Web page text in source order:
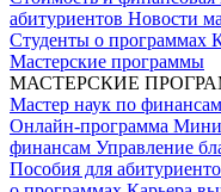
абитуриентов Новости
Студенты о программах
Мастерские программы
МАСТЕРСКИЕ
Мастер наук по
Онлайн-программа
финансам Управление
Пособия для